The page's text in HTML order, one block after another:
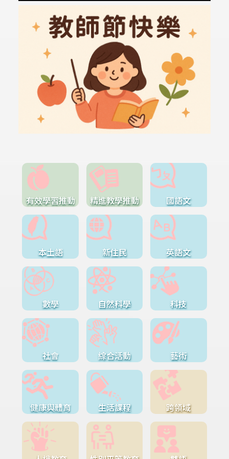
有效學習推動 精進教學推動 國語文
本土語 新住民 英語文
數學 自然科學 科技
社會 綜合活動 藝術
健康與體育 生活課程 跨領域